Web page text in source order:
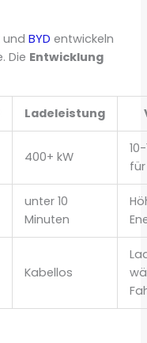
undBYD entwickeln
Die Entwicklung
Ladeleistung
400+ kW
unter 10
Minuten
Kabellos